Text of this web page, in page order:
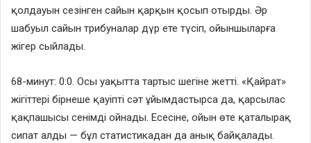
қолдауын сезінген сайын қарқын қосып отырды. Әр
шабуыл сайын трибуналар дүр ете түсіп, ойыншыларға
жігер сыйлады.
68-минут: 0:0. Осы уақытта тартыс шегіне жетті. «Қайрат»
жігіттері бірнеше қауіпті сәт ұйымдастырса да, қарсылас
қақпашысы сенімді ойнады. Есесіне, ойын өте қаталырақ
сипат алды — бұл статистикадан да анық байқалады.